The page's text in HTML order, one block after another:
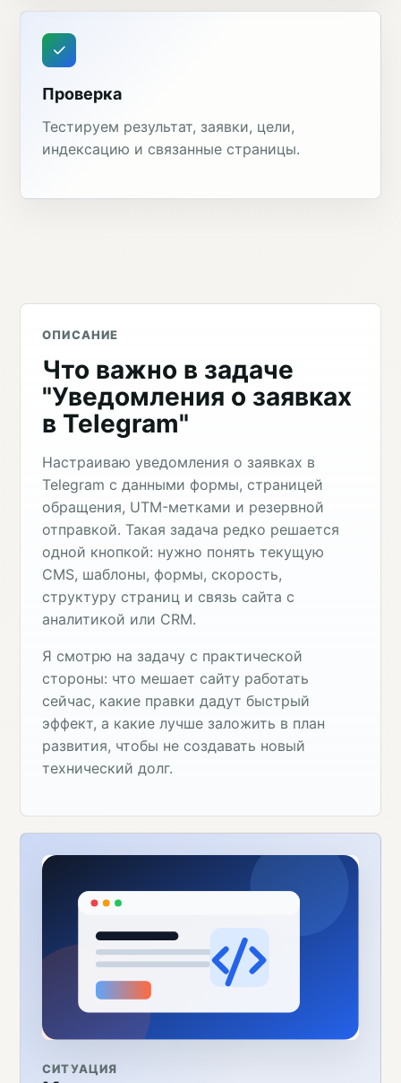
Проверка
Тестируем результат, заявки, цели,
индексацию и связанные страницы.
ОПИСАНИЕ
Что важно в задаче
"Уведомления о заявках
в Telegram"
Настраиваю уведомления о заявках в
Telegram с данными формы, страницей
обращения, UTM-метками и резервной
отправкой. Такая задача редко решается
одной кнопкой: нужно понять текущую
CMS, шаблоны, формы, скорость,
структуру страниц и связь сайта с
аналитикой или CRM.
Я смотрю на задачу с практической
стороны: что мешает сайту работать
сейчас, какие правки дадут быстрый
эффект, а какие лучше заложить в план
развития, чтобы не создавать новый
технический долг.
СИТУАЦИЯ